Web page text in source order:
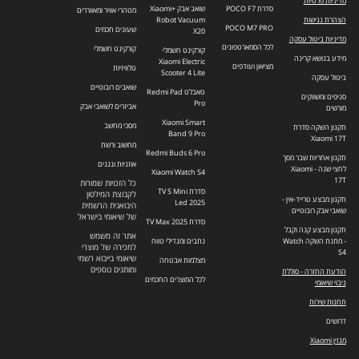
הצהרת נגישות
מדיניות ביטול עסקה
מידע בנושא קרינה
ביטול עסקה
סניפים ומשווקים
מורשים
תקנון השקה סדרת
Xiaomi 17T
תקנון אחריות שבר מסך
לחצי שנה - Xiaomi
17T
תקנון מבצע טרייד-אין -
שואבי אבק רובוטיים
תקנון מבצע קנה וקבל
- מתנת השקה Watch
S4
הודעת החזרה - סוללת
גיבוי שיאומי
תחנות שירות
דרושים
מגזין Xiaomi
סדרת POCO F7
POCO M7 PRO
לכל הסמארטפונים
מציאון ועודפים
שואב אבק +Xiaomi
Robot Vacuum
X20
קורקינט חשמלי
Xiaomi Electric
Scooter 4 Lite
טאבלט Redmi Pad
Pro
Xiaomi Smart
Band 9 Pro
Redmi Buds 6 Pro
Xiaomi Watch S4
סדרת TV S Mini
Led 2025
סדרת TV Max 2025
נתבים ומגדילי טווח
מצלמות אבטחה
לכל המוצרים החכמים
מטהרי אוויר ומאווררים
שעונים חכמים
קורקינט חשמלי
טלוויזיות
שואבים רובוטיים
אביזרים לשואבי אבק
מסכי מחשב
מחשוב ורשת
אוזניות ונגנים
כל הזכויות שמורות
לקבוצת המילטון
היבואנית הרשמית
של שיאומי בישראל
אתר זה משמש
למכירה של מוצרי
שיאומי בייבוא רשמי
ומותגים נוספים